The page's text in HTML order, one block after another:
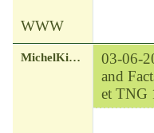
WWW
MichelKirsch 03-06-
and
et TNG